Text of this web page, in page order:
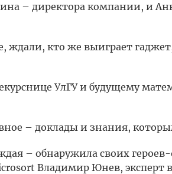
– директора компании, и
ждали, кто же выиграет
УлГУ и будущему
– доклады и знания,
– обнаружила своих
Владимир Юнев, эксперт